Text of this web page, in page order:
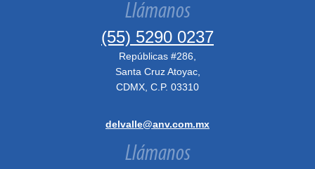
Llámanos
(55) 5290 0237
Repúblicas #286,
Santa Cruz Atoyac,
CDMX, C.P. 03310
delvalle@anv.com.mx
Llámanos